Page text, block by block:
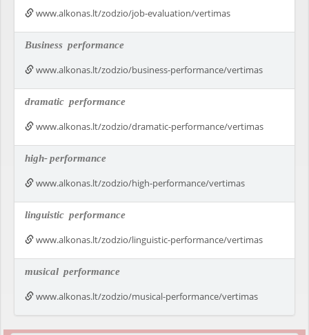
www.alkonas.lt/zodzio/job-evaluation/vertimas
Business performance
www.alkonas.lt/zodzio/business-performance/vertimas
dramatic performance
www.alkonas.lt/zodzio/dramatic-performance/vertimas
high-performance
www.alkonas.lt/zodzio/high-performance/vertimas
linguistic performance
www.alkonas.lt/zodzio/linguistic-performance/vertimas
musical performance
www.alkonas.lt/zodzio/musical-performance/vertimas